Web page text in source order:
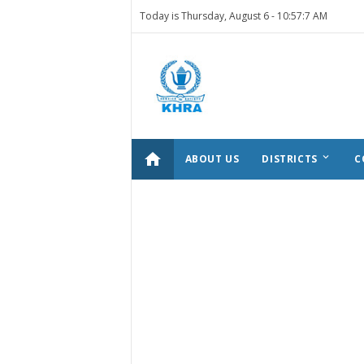
Today is Thursday, August 6 - 10:57:7 AM
home ABOUT US DISTRICTS keyboard_arrow_down